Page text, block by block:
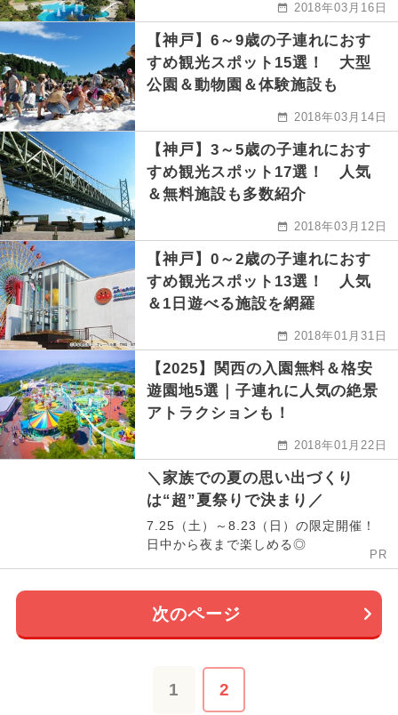
2018年03月16日
【神戸】6～9歳の子連れにおす
すめ観光スポット15選！ 大型
公園＆動物園＆体験施設も
2018年03月14日
【神戸】3～5歳の子連れにおす
すめ観光スポット17選！ 人気
＆無料施設も多数紹介
2018年03月12日
【神戸】0～2歳の子連れにおす
すめ観光スポット13選！ 人気
＆1日遊べる施設を網羅
2018年01月31日
【2025】関西の入園無料＆格安
遊園地5選｜子連れに人気の絶景
アトラクションも！
2018年01月22日
＼家族での夏の思い出づくり
は“超”夏祭りで決まり／
7.25（土）～8.23（日）の限定開催！
日中から夜まで楽しめる◎
PR
次のページ
1 2